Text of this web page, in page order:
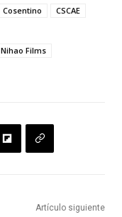
Cosentino
CSCAE
Nihao Films
Artículo siguiente